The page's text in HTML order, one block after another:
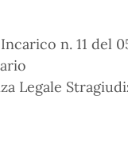
n. 11 del
Legale